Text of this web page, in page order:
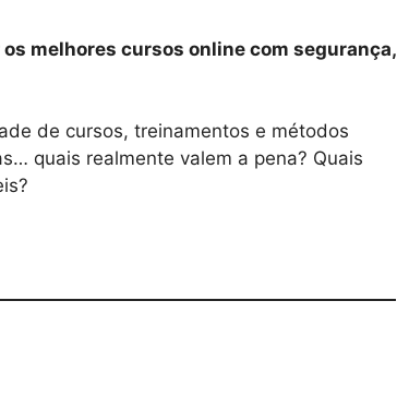
melhores cursos online com segurança,
de cursos, treinamentos e métodos
quais realmente valem a pena? Quais